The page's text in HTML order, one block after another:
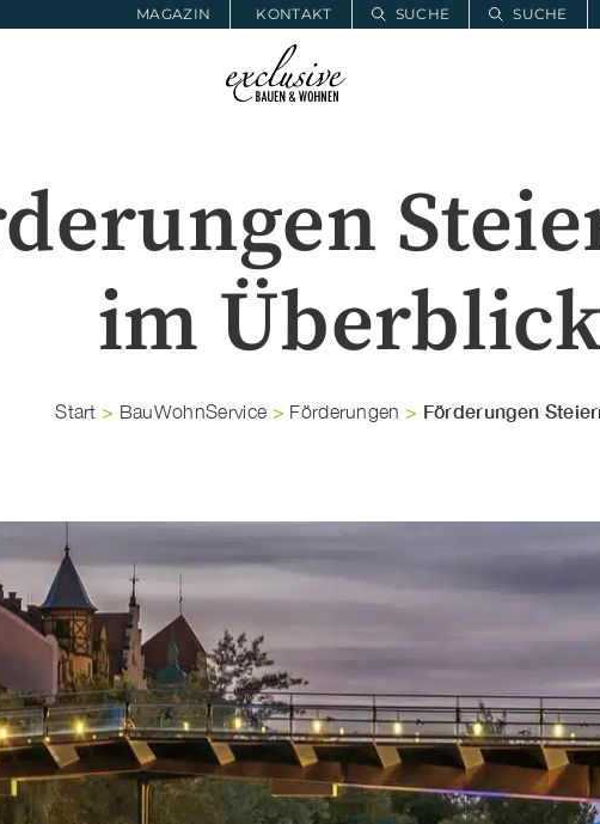
MAGAZIN KONTAKT SUCHE SUCHE
BAUWOHNSERVICE
im
Start > BauWohnService > Förderungen > Förderungen